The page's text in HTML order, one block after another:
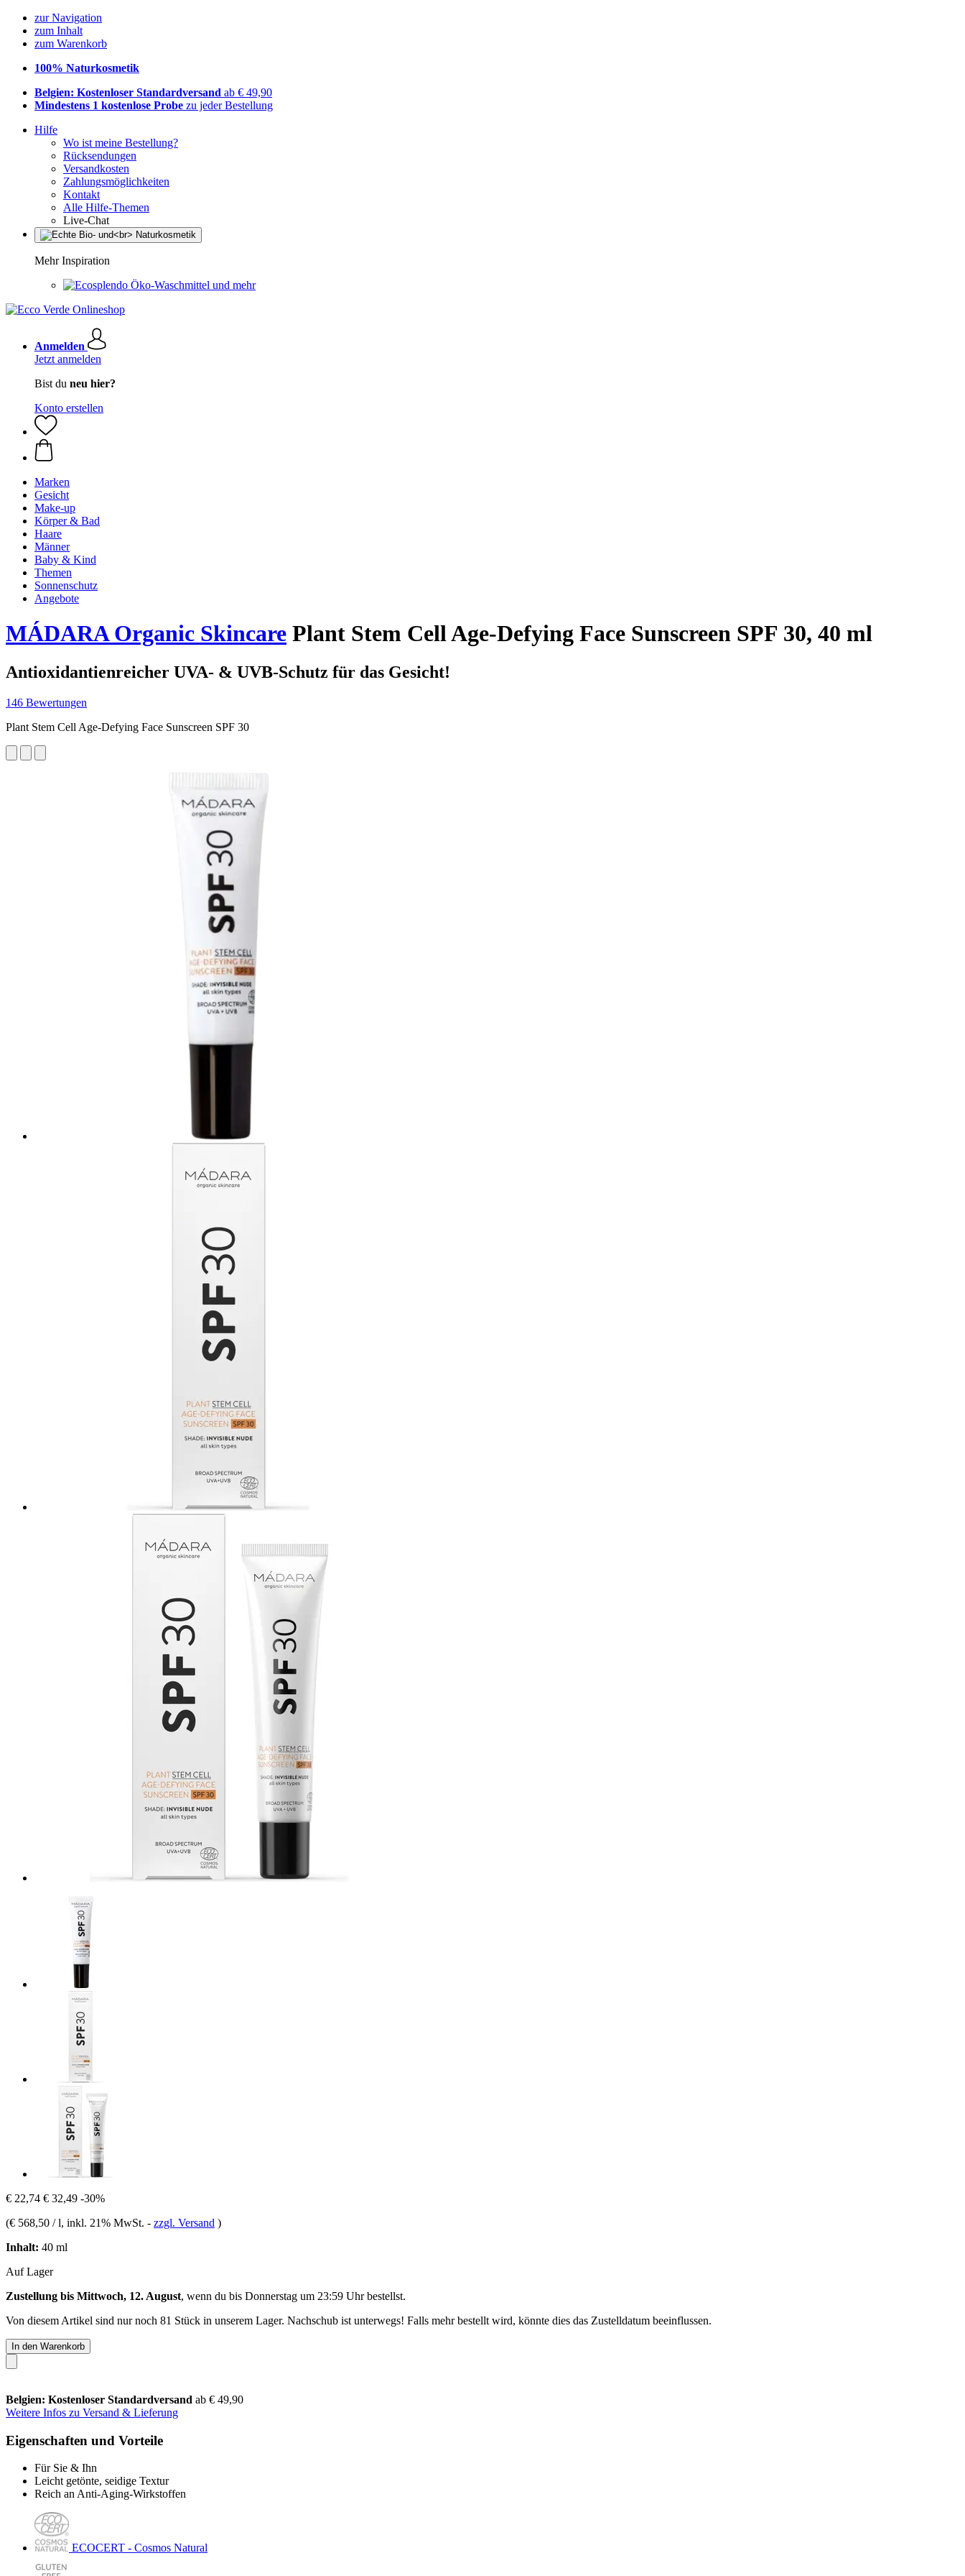
zur Navigation
zum Inhalt
zum Warenkorb
100% Naturkosmetik
Belgien: Kostenloser Standardversand ab € 49,90
Mindestens 1 kostenlose Probe zu jeder Bestellung
Hilfe
Wo ist meine Bestellung?
Rücksendungen
Versandkosten
Zahlungsmöglichkeiten
Kontakt
Alle Hilfe-Themen
Live-Chat
Mehr Inspiration
Öko-Waschmittel und mehr
Anmelden
Jetzt anmelden
Bist du neu hier?
Konto erstellen
Marken
Gesicht
Make-up
Körper & Bad
Haare
Männer
Baby & Kind
Themen
Sonnenschutz
Angebote
MÁDARA Organic Skincare Plant Stem Cell Age-Defying Face Sunscreen SPF 30, 40 ml
Antioxidantienreicher UVA- & UVB-Schutz für das Gesicht!
146 Bewertungen
Plant Stem Cell Age-Defying Face Sunscreen SPF 30
€ 22,74 € 32,49 -30%
(€ 568,50 / l, inkl. 21% MwSt. - zzgl. Versand )
Inhalt: 40 ml
Auf Lager
Zustellung bis Mittwoch, 12. August, wenn du bis Donnerstag um 23:59 Uhrbestellst.
Von diesem Artikel sind nur noch 81 Stück in unserem Lager. Nachschub ist unterwegs! Falls mehr bestellt wird, könnte dies das Zustelldatum beeinflussen.
In den Warenkorb
Belgien: Kostenloser Standardversand ab € 49,90
Weitere Infos zu Versand & Lieferung
Eigenschaften und Vorteile
Für Sie & Ihn
Leicht getönte, seidige Textur
Reich an Anti-Aging-Wirkstoffen
ECOCERT - Cosmos Natural